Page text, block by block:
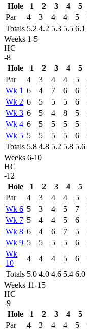
Hole
1 2 3 4 5
Par
4 3 4 4 5
Totals 5.2 4.2 5.3 5.5 6.1
Weeks 1-5
HC
-8
Hole
1 2 3 4 5
Par
4 3 4 4 5
Wk 1 6 4 7 6 6
Wk 2 6 5 5 5 6
Wk 3 6 5 4 8 5
Wk 4 6 5 5 5 5
Wk 5 5 5 5 5 6
Totals 5.8 4.8 5.2 5.8 5.6
Weeks 6-10
HC
-12
Hole
1 2 3 4 5
Par
4 3 4 4 5
Wk 6 5 3 4 5 7
Wk 7 5 4 4 5 6
Wk 8 6 4 6 7 5
Wk 9 5 5 5 5 6
Wk
10
4 4 4 5 6
Totals 5.0 4.0 4.6 5.4 6.0
Weeks 11-15
HC
-9
Hole
1 2 3 4 5
Par
4 3 4 4 5